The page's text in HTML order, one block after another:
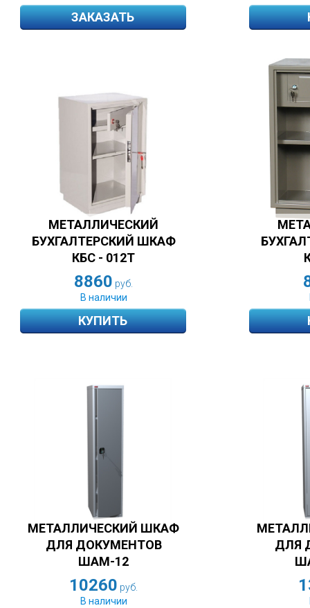
ЗАКАЗАТЬ
МЕТАЛЛИЧЕСКИЙ
БУХГАЛТЕРСКИЙ ШКАФ
КБС - 012Т
8860 руб.
В наличии
КУПИТЬ
МЕТАЛЛИЧЕСКИЙ ШКАФ
ДЛЯ ДОКУМЕНТОВ
ШАМ-12
10260 руб.
В наличии
ДЛЯ